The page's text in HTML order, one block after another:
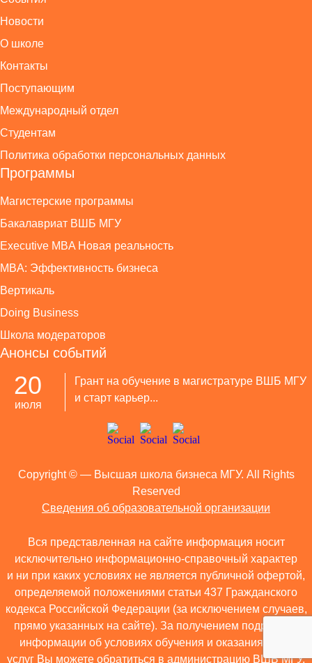
Новости
О школе
Контакты
Поступающим
Международный отдел
Студентам
Политика обработки персональных данных
Программы
Магистерские программы
Бакалавриат ВШБ МГУ
Executive MBA Новая реальность
MBA: Эффективность бизнеса
Вертикаль
Doing Business
Школа модераторов
Анонсы событий
20
июля
Грант на обучение в магистратуре ВШБ МГУ
и старт карьер...
Copyright © — Высшая школа бизнеса МГУ. All Rights
Reserved
Сведения об образовательной организации
Вся представленная на сайте информация носит
исключительно информационно-справочный характер
и ни при каких условиях не является публичной офертой,
определяемой положениями статьи 437 Гражданского
кодекса Российской Федерации (за исключением случаев,
прямо указанных на сайте). За получением подробной
информации об условиях обучения и оказания иных
услуг Вы можете обратиться в администрацию ВШБ МГУ.